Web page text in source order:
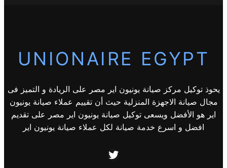
UNIONAIRE EGYPT
يحوذ توكيل مركز صيانة يونيون اير مصر على الريادة و التميز فى
مجال صيانة الاجهزة المنزلية حيث أن تقييم عملاء صيانة يونيون
اير هو الأفضل ويسعى توكيل صيانة يونيون اير مصر على تقديم
افضل و اسرع خدمة صيانة لكل عملاء صيانة يونيون اير
Twitter